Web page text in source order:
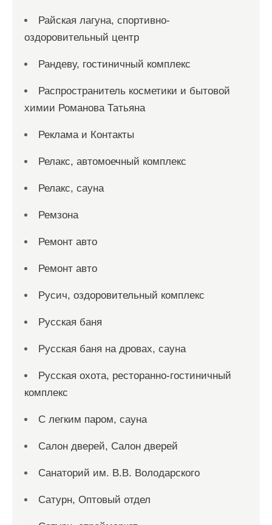
Райская лагуна, спортивно-
оздоровительный центр
Рандеву, гостиничный комплекс
Распространитель косметики и бытовой
химии Романова Татьяна
Реклама и Контакты
Релакс, автомоечный комплекс
Релакс, сауна
Ремзона
Ремонт авто
Ремонт авто
Русич, оздоровительный комплекс
Русская баня
Русская баня на дровах, сауна
Русская охота, ресторанно-гостиничный
комплекс
С легким паром, сауна
Салон дверей, Салон дверей
Санаторий им. В.В. Володарского
Сатурн, Оптовый отдел